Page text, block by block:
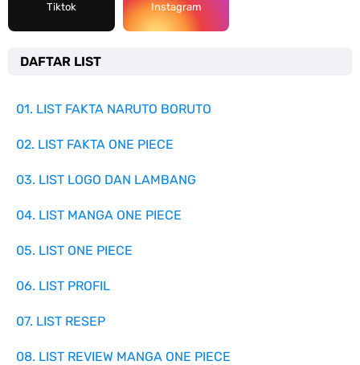
Tiktok Instagram
DAFTAR LIST
01. LIST FAKTA NARUTO BORUTO
02. LIST FAKTA ONE PIECE
03. LIST LOGO DAN LAMBANG
04. LIST MANGA ONE PIECE
05. LIST ONE PIECE
06. LIST PROFIL
07. LIST RESEP
08. LIST REVIEW MANGA ONE PIECE